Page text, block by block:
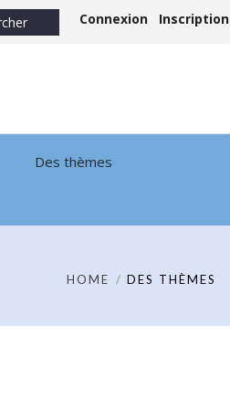
Connexion Inscription
Des thèmes
HOME DES THÈMES